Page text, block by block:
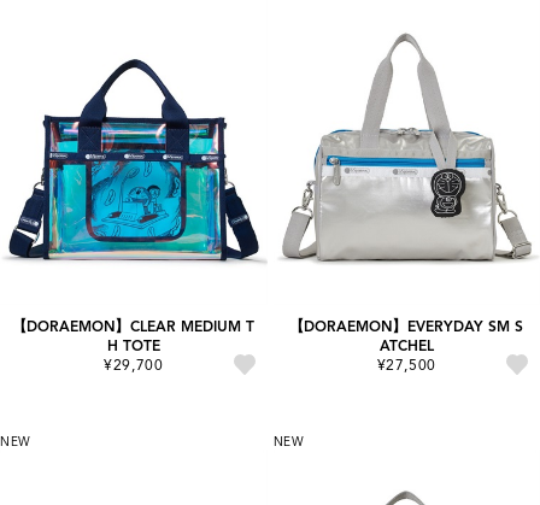
【DORAEMON】CLEAR MEDIUM T
H TOTE
¥29,700
【DORAEMON】EVERYDAY SM S
ATCHEL
¥27,500
NEW NEW